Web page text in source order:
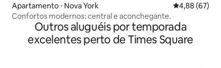
Apartamento ⋅ Nova York 4,88 de uma
4,88 (67)
Confortos modernos: central e aconchegante.
Outros aluguéis por temporada
excelentes perto de Times Square